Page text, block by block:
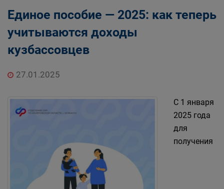
Единое пособие — 2025: как теперь
учитываются доходы
кузбассовцев
27.01.2025
С 1 января
2025 года
для
получения